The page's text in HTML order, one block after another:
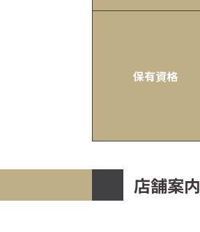
保有資格
店舗案内